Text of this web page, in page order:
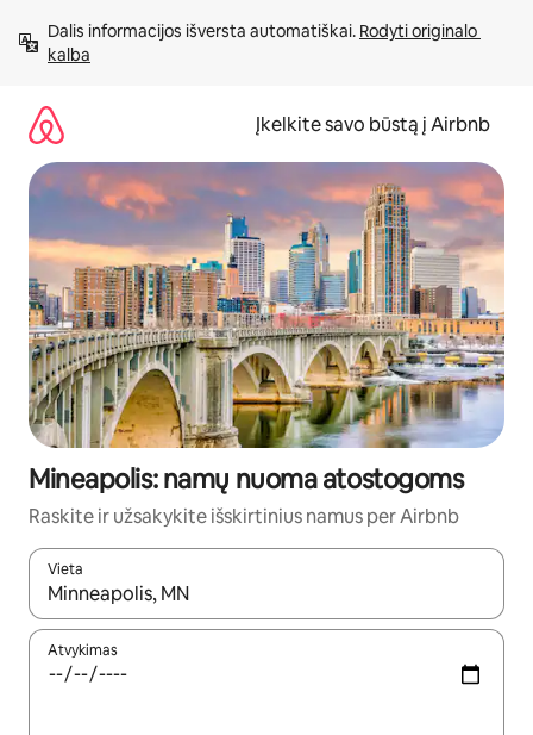
prie
turinio
Dalis informacijos išversta automatiškai. Rodyti originalo
kalba
Įkelkite savo būstą į Airbnb
Mineapolis: namų nuoma atostogoms
Raskite ir užsakykite išskirtinius namus per Airbnb
Vieta
Kai pasirodys paieškos rezultatai, juos naršyti galite
Atvykimas